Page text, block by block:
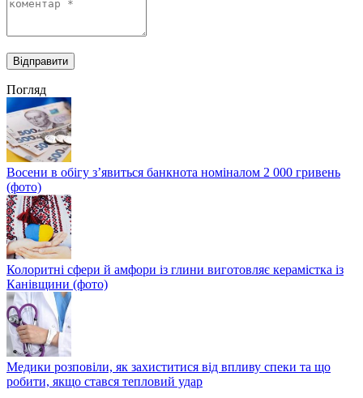
Погляд
Восени в обігу з’явиться банкнота номіналом 2 000 гривень
(фото)
Колоритні сфери й амфори із глини виготовляє керамістка із
Канівщини (фото)
Медики розповіли, як захиститися від впливу спеки та що
робити, якщо стався тепловий удар